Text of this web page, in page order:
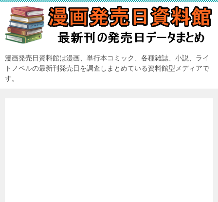
漫画発売日資料館は漫画、単行本コミック、各種雑誌、小説、ライ
トノベルの最新刊発売日を調査しまとめている資料館型メディアで
す。